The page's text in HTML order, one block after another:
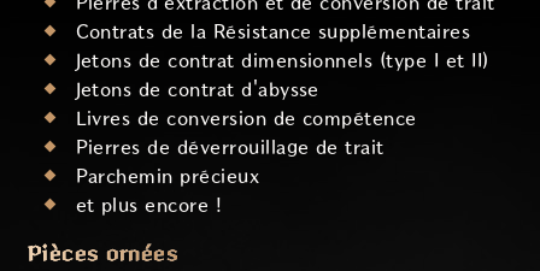
Contrats de la Résistance supplémentaires
Jetons de contrat dimensionnels (type I et II)
Jetons de contrat d'abysse
Livres de conversion de compétence
Pierres de déverrouillage de trait
Parchemin précieux
et plus encore !
Pièces ornées